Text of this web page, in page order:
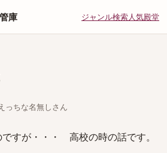
庫 ジャンル検索人気殿堂
ちな名無しさん
すが・・・ 高校の時の話です。